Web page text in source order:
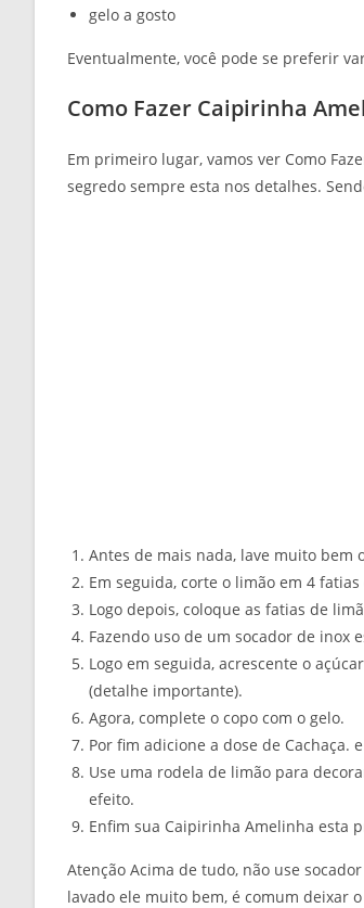
gelo a gosto
Eventualmente, você pode se preferir
Como Fazer Caipirinha
Em primeiro lugar, vamos ver Como
segredo sempre esta nos detalhes.
Antes de mais nada, lave muito bem
Em seguida, corte o limão em 4
Logo depois, coloque as fatias de
Fazendo uso de um socador de inox
Logo em seguida, acrescente o
(detalhe importante).
Agora, complete o copo com o gelo.
Por fim adicione a dose de Cachaça.
Use uma rodela de limão para
efeito.
Enfim sua Caipirinha Amelinha esta
Atenção Acima de tudo, não use
lavado ele muito bem, é comum deixar